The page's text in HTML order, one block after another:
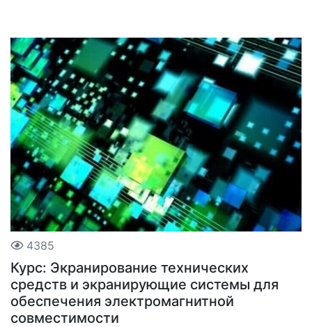
4385
Курс: Экранирование технических
средств и экранирующие системы для
обеспечения электромагнитной
совместимости